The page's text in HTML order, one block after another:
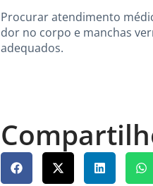
Procurar atendimento
dor no corpo e manchas
adequados.